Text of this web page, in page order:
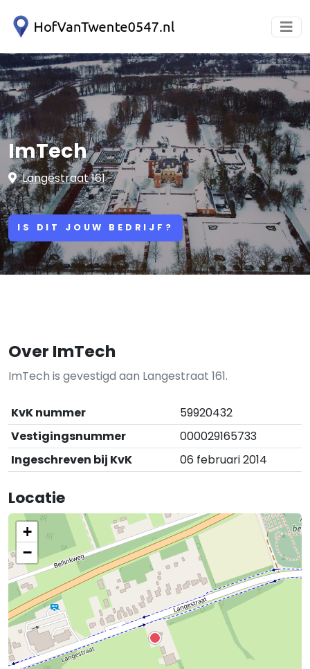
ImTech
Langestraat 161
IS DIT JOUW BEDRIJF?
Over ImTech
ImTech is gevestigd aan Langestraat 161.
KvK nummer
59920432
Vestigingsnummer
000029165733
Ingeschreven bij KvK
06 februari 2014
Locatie
+
−